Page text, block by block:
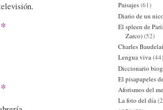
*
*
Paisajes(61)
Diario de un
El spleen de
Zarco)(52)
Charles
Lengua viva(44)
Diccionario
El pisapapeles
Aforismos del
La foto del día